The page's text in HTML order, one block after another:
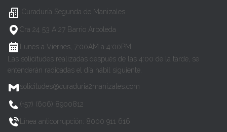
Curaduría Segunda de Manizales
Cra 24 53 A 27 Barrio Arboleda
Lunes a Viernes, 7:00AM a 4:00PM
Las solicitudes realizadas después de las 4:00 de la tarde, se
entenderán radicadas el día hábil siguiente.
solicitudes@curaduria2manizales.com
(+57) (606) 8900812
Línea anticorrupción: 8000 911 616